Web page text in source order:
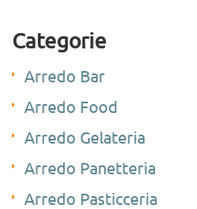
Categorie
Arredo Bar
Arredo Food
Arredo Gelateria
Arredo Panetteria
Arredo Pasticceria